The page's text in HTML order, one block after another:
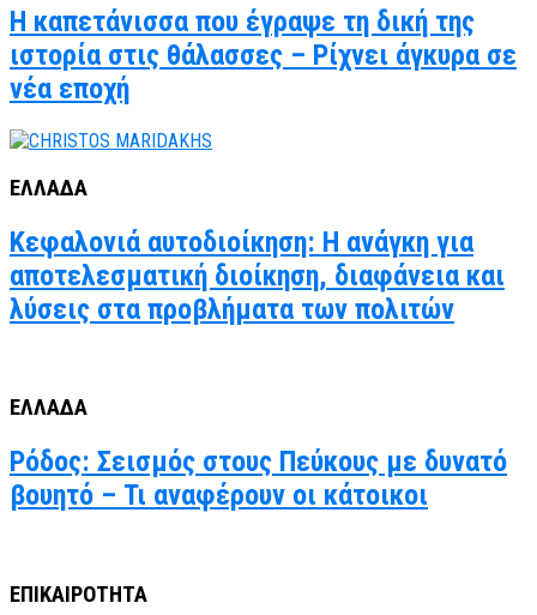
Η καπετάνισσα που έγραψε τη δική της
ιστορία στις θάλασσες – Ρίχνει άγκυρα σε
νέα εποχή
ΕΛΛΑΔΑ
Κεφαλονιά αυτοδιοίκηση: Η ανάγκη για
αποτελεσματική διοίκηση, διαφάνεια και
λύσεις στα προβλήματα των πολιτών
ΕΛΛΑΔΑ
Ρόδος: Σεισμός στους Πεύκους με δυνατό
βουητό – Τι αναφέρουν οι κάτοικοι
ΕΠΙΚΑΙΡΟΤΗΤΑ